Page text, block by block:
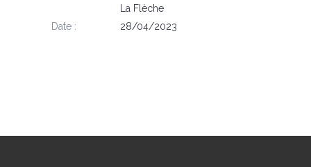
La Flèche
Date :
28/04/2023